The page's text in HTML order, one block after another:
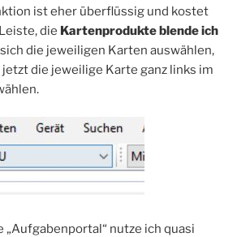
ist eher überflüssig und kostet
die Kartenprodukte blende ich
die jeweiligen Karten auswählen,
jetzt die jeweilige Karte ganz links im
„Aufgabenportal“ nutze ich quasi